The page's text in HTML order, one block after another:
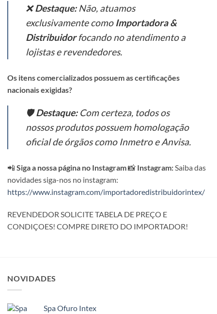
❌Destaque:Não, atuamos
exclusivamente como Importadora &
Distribuidorfocando no atendimento a
lojistas e revendedores.
Os itens comercializados possuem as certificações
nacionais exigidas?
🛡️Destaque:Com certeza, todos os
nossos produtos possuem homologação
oficial de órgãos como Inmetro e Anvisa.
📲 Siga a nossa página no Instagram📸 Instagram:Saiba das
novidades siga-nos no instagram:
https://www.instagram.com/importadoredistribuidorintex/
REVENDEDOR SOLICITE TABELA DE PREÇO E
CONDIÇOES! COMPRE DIRETO DO IMPORTADOR!
NOVIDADES
Spa Ofuro Intex